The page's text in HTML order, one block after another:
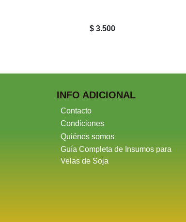
$ 3.500
INFO ADICIONAL
Contacto
Condiciones
Quiénes somos
Guía Completa de Insumos para
Velas de Soja